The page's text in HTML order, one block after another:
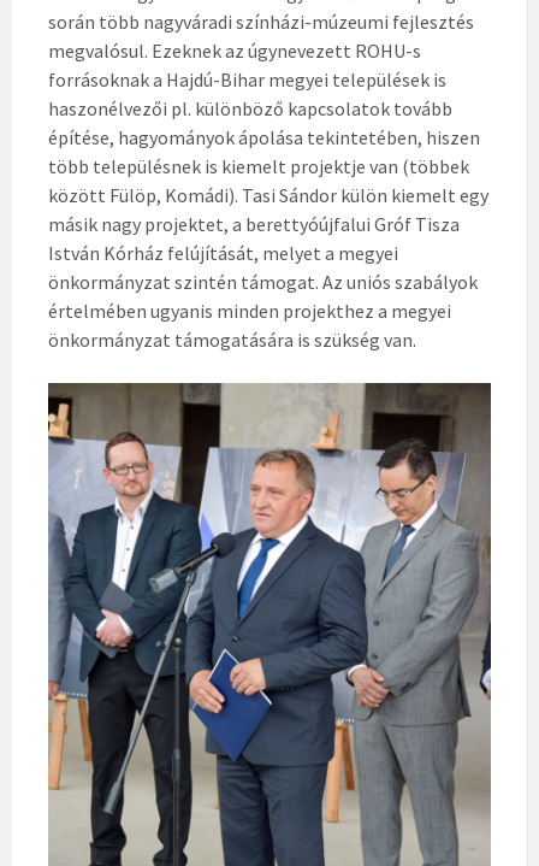
során több nagyváradi színházi-múzeumi fejlesztés
megvalósul. Ezeknek az úgynevezett ROHU-s
forrásoknak a Hajdú-Bihar megyei települések is
haszonélvezői pl. különböző kapcsolatok tovább
építése, hagyományok ápolása tekintetében, hiszen
több településnek is kiemelt projektje van (többek
között Fülöp, Komádi). Tasi Sándor külön kiemelt egy
másik nagy projektet, a berettyóújfalui Gróf Tisza
István Kórház felújítását, melyet a megyei
önkormányzat szintén támogat. Az uniós szabályok
értelmében ugyanis minden projekthez a megyei
önkormányzat támogatására is szükség van.